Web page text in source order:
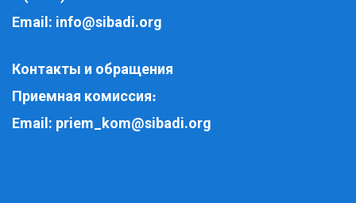
Email: info@sibadi.org
Контакты и обращения
Приемная комиссия:
Email: priem_kom@sibadi.org